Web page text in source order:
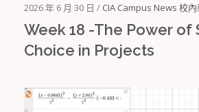
2026 年 6 月 30 日 / CIA Campus News 校內
Week 18 -The Power of
Choice in Projects